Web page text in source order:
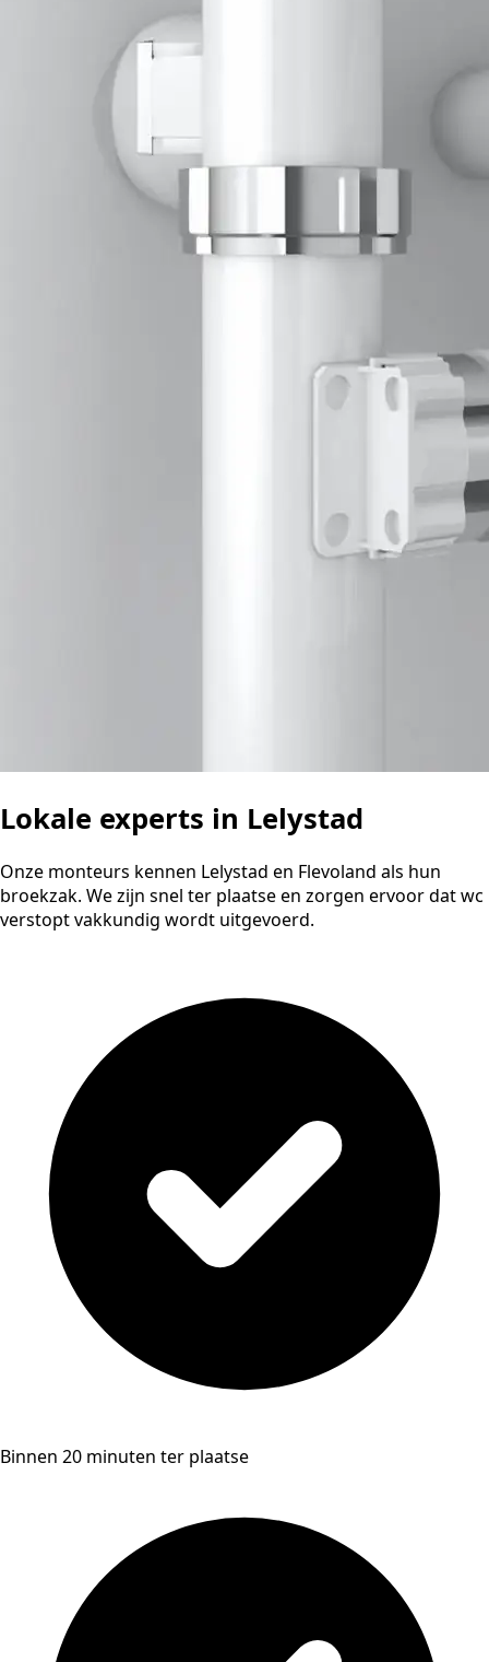
Lokale experts in Lelystad
Onze monteurs kennen Lelystad en Flevoland als hun
broekzak. We zijn snel ter plaatse en zorgen ervoor dat wc
verstopt vakkundig wordt uitgevoerd.
Binnen 20 minuten ter plaatse